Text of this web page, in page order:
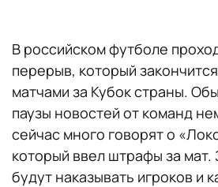
В российском футболе
перерыв, который
матчами за Кубок страны.
паузы новостей от команд
сейчас много говорят о
который ввел штрафы за мат.
будут наказывать игроков и